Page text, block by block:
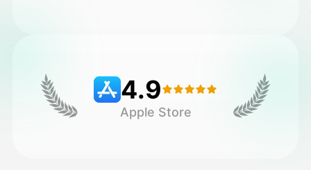
4.9
Apple Store